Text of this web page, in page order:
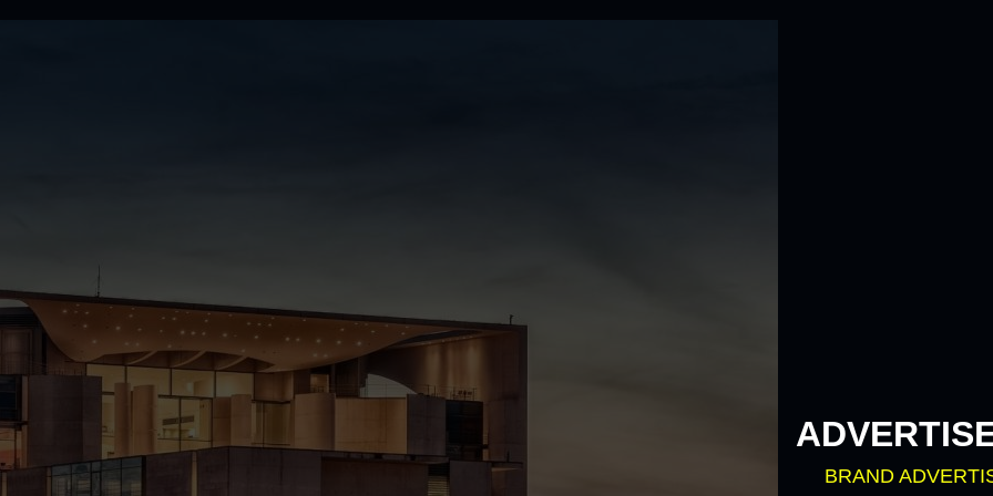
BRAND